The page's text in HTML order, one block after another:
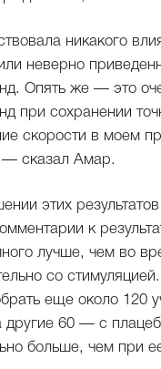
никакого
неверно
Опять же — это
при сохранении
скорости в моем
— сказал Амар.
этих
к
лучше, чем во
со
еще около 120
другие 60 — с
больше, чем при